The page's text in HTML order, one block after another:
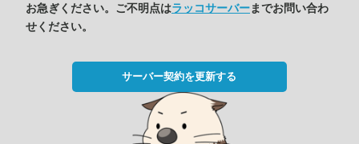
お急ぎください。ご不明点はラッコサーバーまでお問い合わ
せください。
サーバー契約を更新する